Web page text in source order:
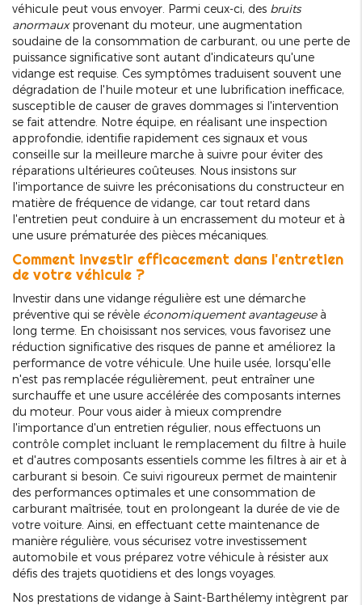
véhicule peut vous envoyer. Parmi ceux-ci, des bruits
anormauxprovenant du moteur, une augmentation
soudaine de la consommation de carburant, ou une perte de
puissance significative sont autant d'indicateurs qu'une
vidange est requise. Ces symptômes traduisent souvent une
dégradation de l'huile moteur et une lubrification inefficace,
susceptible de causer de graves dommages si l'intervention
se fait attendre. Notre équipe, en réalisant une inspection
approfondie, identifie rapidement ces signaux et vous
conseille sur la meilleure marche à suivre pour éviter des
réparations ultérieures coûteuses. Nous insistons sur
l'importance de suivre les préconisations du constructeur en
matière de fréquence de vidange, car tout retard dans
l'entretien peut conduire à un encrassement du moteur et à
une usure prématurée des pièces mécaniques.
Comment investir efficacement dans l'entretien
de votre véhicule ?
Investir dans une vidange régulière est une démarche
préventive qui se révèle économiquement avantageuseà
long terme. En choisissant nos services, vous favorisez une
réduction significative des risques de panne et améliorez la
performance de votre véhicule. Une huile usée, lorsqu'elle
n'est pas remplacée régulièrement, peut entraîner une
surchauffe et une usure accélérée des composants internes
du moteur. Pour vous aider à mieux comprendre
l'importance d'un entretien régulier, nous effectuons un
contrôle complet incluant le remplacement du filtre à huile
et d'autres composants essentiels comme les filtres à air et à
carburant si besoin. Ce suivi rigoureux permet de maintenir
des performances optimales et une consommation de
carburant maîtrisée, tout en prolongeant la durée de vie de
votre voiture. Ainsi, en effectuant cette maintenance de
manière régulière, vous sécurisez votre investissement
automobile et vous préparez votre véhicule à résister aux
défis des trajets quotidiens et des longs voyages.
Nos prestations de vidange à Saint-Barthélemy intègrent par